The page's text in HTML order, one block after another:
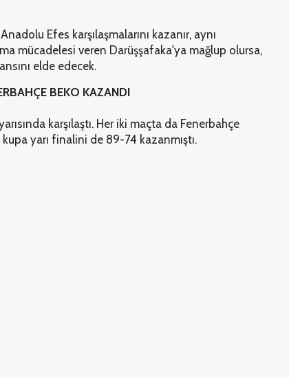
Efes karşılaşmalarını kazanır, aynı
mücadelesi veren Darüşşafaka'ya mağlup olursa,
elde edecek.
BEKO KAZANDI
karşılaştı. Her iki maçta da Fenerbahçe
yarı finalini de 89-74 kazanmıştı.